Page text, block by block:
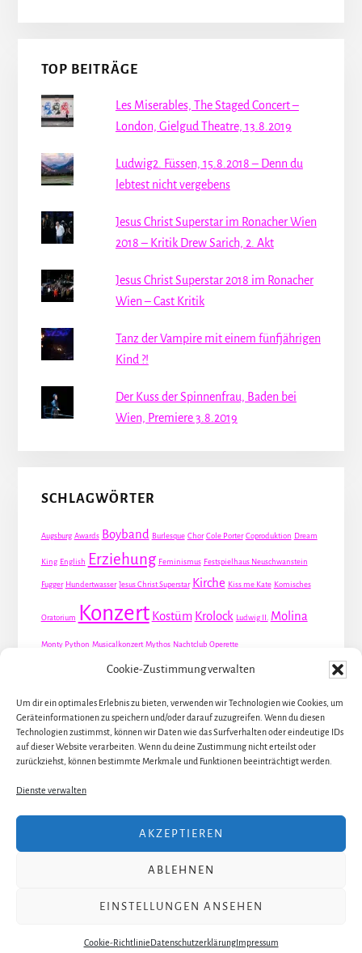
Cookie-Zustimmung verwalten
Um dir ein optimales Erlebnis zu bieten, verwenden wir Technologien wie Cookies, um
Geräteinformationen zu speichern und/oder darauf zuzugreifen. Wenn du diesen
Technologien zustimmst, können wir Daten wie das Surfverhalten oder eindeutige IDs
auf dieser Website verarbeiten. Wenn du deine Zustimmung nicht erteilst oder
zurückziehst, können bestimmte Merkmale und Funktionen beeinträchtigt werden.
Dienste verwalten
AKZEPTIEREN
ABLEHNEN
EINSTELLUNGEN ANSEHEN
Cookie-RichtlinieDatenschutzerklärungImpressum
TOP BEITRÄGE
Les Miserables, The Staged Concert –
London, Gielgud Theatre, 13.8.2019
Ludwig2. Füssen, 15.8.2018 – Denn du
lebtest nicht vergebens
Jesus Christ Superstar im Ronacher Wien
2018 – Kritik Drew Sarich, 2. Akt
Jesus Christ Superstar 2018 im Ronacher
Wien – Cast Kritik
Tanz der Vampire mit einem fünfjährigen
Kind ?!
Der Kuss der Spinnenfrau, Baden bei
Wien, Premiere 3.8.2019
SCHLAGWÖRTER
Augsburg Awards Boyband Burlesque Chor Cole Porter Coproduktion Dream
King English Erziehung Feminismus Festspielhaus Neuschwanstein
Fugger Hundertwasser Jesus Christ Superstar Kirche Kiss me Kate Komisches
Oratorium Konzert Kostüm Krolock Ludwig II. Molina
Monty Python Musicalkonzert Mythos Nachtclub Operette
Premiere Rezension
Rom Schauspiel Screwball Spion Tanz Travestie USA ValentinWaris
Dirie Weltpremiere Österreich Übersetzung
ALLE KÜNSTLER / DARSTELLER